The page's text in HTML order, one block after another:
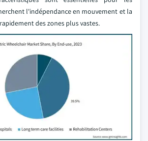
l'indépendance en mouvement et la
des zones plus vastes.